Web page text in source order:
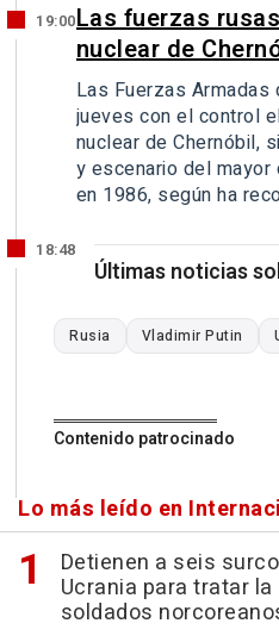
19:00Las fuerzas
nuclear de
Las Fuerzas Armadas
jueves con el control
nuclear de Chernóbil,
y escenario del
en 1986, según ha
18:48
Últimas noticias
Rusia Vladimir Putin
Contenido patrocinado
Lo más leído en
Detienen a seis
Ucrania para tratar
soldados